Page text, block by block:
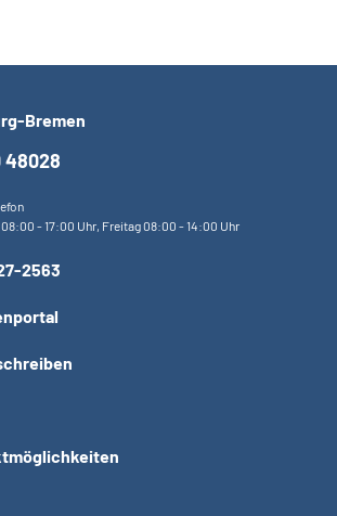
Bremen
48028
- 17:00 Uhr, Freitag 08:00 - 14:00 Uhr
2563